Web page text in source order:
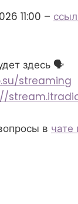
11:00 –
здесь 🗣
streaming
в чате